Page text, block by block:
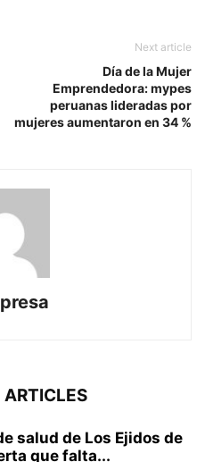
Next article
Día de la Mujer
Emprendedora: mypes
peruanas lideradas por
mujeres aumentaron en 34 %
ARTICLES
salud de Los Ejidos de
que falta...